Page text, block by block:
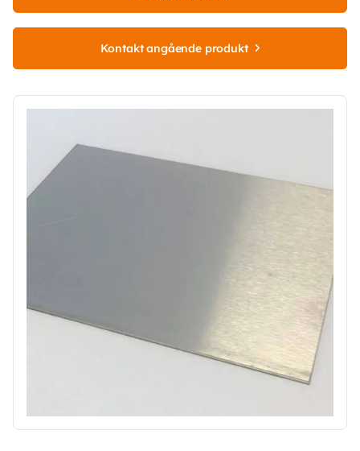
Kontakt angående produkt